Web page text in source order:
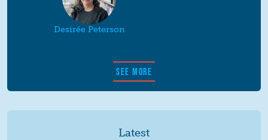
Desirée Peterson
SEE MORE
Latest